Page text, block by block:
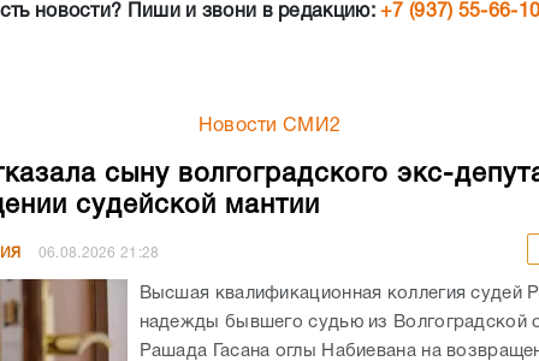
новости? Пиши и звони в редакцию:+7 (937) 55-66-
Новости СМИ2
сыну волгоградского экс-
судейской мантии
06.08.202621:28
Высшая квалификационная коллегия судей
надежды бывшего судью из Волгоградской
Рашада Гасана оглы Набиевана на